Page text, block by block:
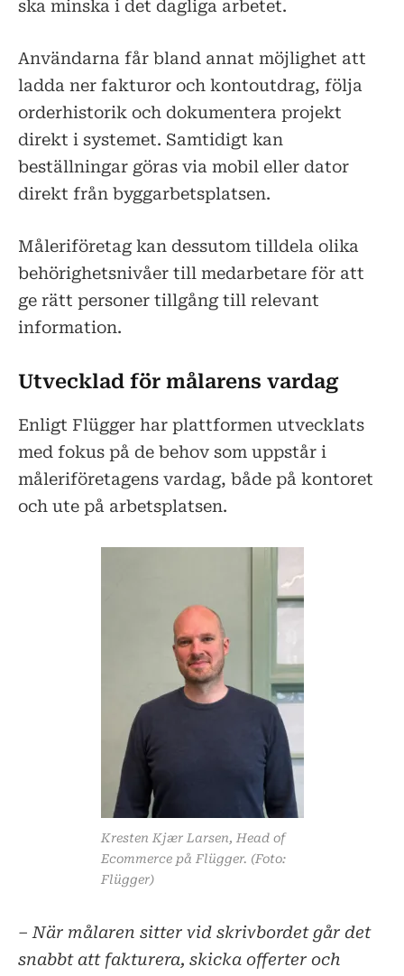
ska minska i det dagliga arbetet.
Användarna får bland annat möjlighet att
ladda ner fakturor och kontoutdrag, följa
orderhistorik och dokumentera projekt
direkt i systemet. Samtidigt kan
beställningar göras via mobil eller dator
direkt från byggarbetsplatsen.
Måleriföretag kan dessutom tilldela olika
behörighetsnivåer till medarbetare för att
ge rätt personer tillgång till relevant
information.
Utvecklad för målarens vardag
Enligt Flügger har plattformen utvecklats
med fokus på de behov som uppstår i
måleriföretagens vardag, både på kontoret
och ute på arbetsplatsen.
Kresten Kjær Larsen, Head of
Ecommerce på Flügger. (Foto:
Flügger)
– När målaren sitter vid skrivbordet går det
snabbt att fakturera, skicka offerter och